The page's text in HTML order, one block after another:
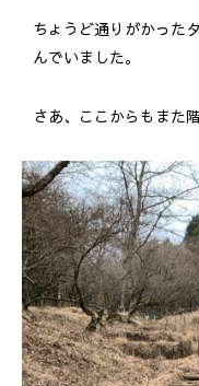
ちょうど通りがかった
んでいました。
さあ、ここからもまた